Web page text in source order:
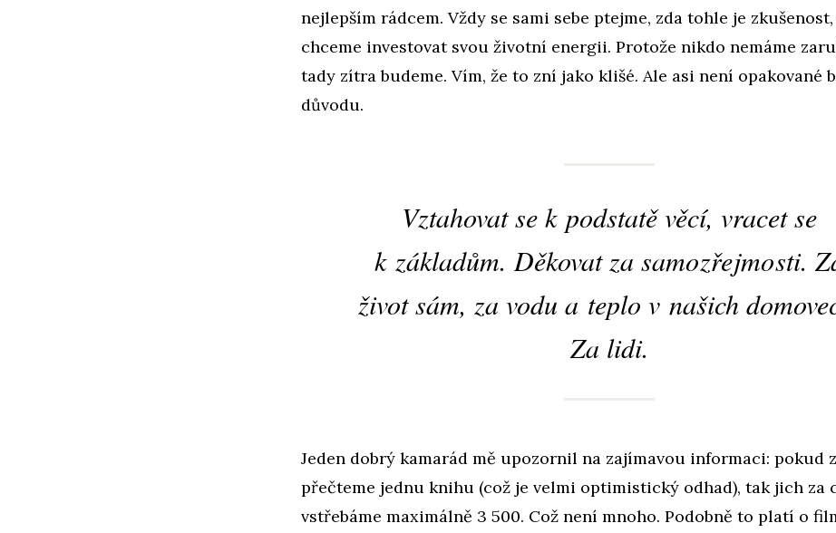
nejlepším rádcem. Vždy se sami sebe ptejme, zda tohle je
chceme investovat svou životní energii. Protože nikdo nemáme
tady zítra budeme. Vím, že to zní jako klišé. Ale asi není opakované
důvodu.
Vztahovat se k podstatě věcí, vracet se
k základům. Děkovat za samozřejmosti.
život sám, za vodu a teplo v našich
Za lidi.
Jeden dobrý kamarád mě upozornil na zajímavou informaci: pokud
přečteme jednu knihu (což je velmi optimistický odhad), tak jich za
vstřebáme maximálně 3 500. Což není mnoho. Podobně to platí o